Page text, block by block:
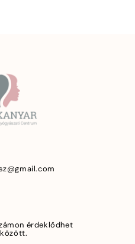
érdeklődhet